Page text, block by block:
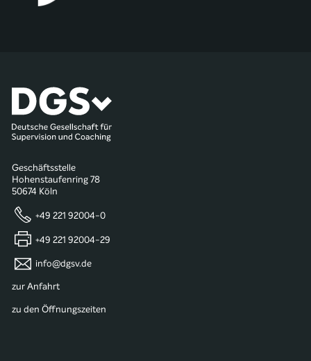
Geschäftsstelle
Hohenstaufenring 78
50674 Köln
+49 221 92004-0
+49 221 92004-29
info@dgsv.de
zur Anfahrt
zu den Öffnungszeiten